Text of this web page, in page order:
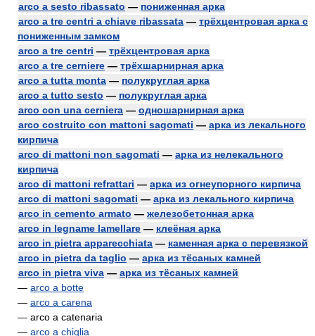
arco a sesto ribassato — пониженная арка
arco a tre centri a chiave ribassata — трёхцентровая арка с
пониженным замком
arco a tre centri — трёхцентровая арка
arco a tre cerniere — трёхшарнирная арка
arco a tutta monta — полукруглая арка
arco a tutto sesto — полукруглая арка
arco con una cerniera — одношарнирная арка
arco costruito con mattoni sagomati — арка из лекального
кирпича
arco di mattoni non sagomati — арка из нелекального
кирпича
arco di mattoni refrattari — арка из огнеупорного кирпича
arco di mattoni sagomati — арка из лекального кирпича
arco in cemento armato — железобетонная арка
arco in legname lamellare — клеёная арка
arco in pietra apparecchiata — каменная арка с перевязкой
arco in pietra da taglio — арка из тёсаных камней
arco in pietra viva — арка из тёсаных камней
— arco a botte
— arco a carena
— arco a catenaria
— arco a chiglia